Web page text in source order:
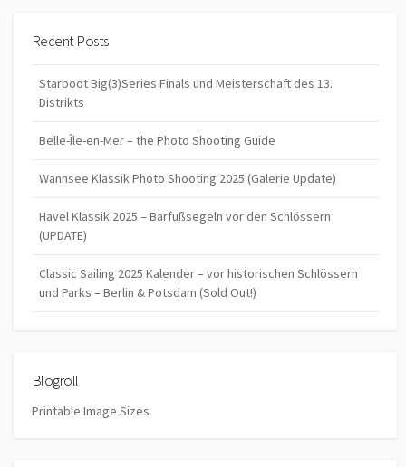
Recent Posts
Starboot Big(3)Series Finals und Meisterschaft des 13.
Distrikts
Belle-Île-en-Mer – the Photo Shooting Guide
Wannsee Klassik Photo Shooting 2025 (Galerie Update)
Havel Klassik 2025 – Barfußsegeln vor den Schlössern
(UPDATE)
Classic Sailing 2025 Kalender – vor historischen Schlössern
und Parks – Berlin & Potsdam (Sold Out!)
Blogroll
Printable Image Sizes